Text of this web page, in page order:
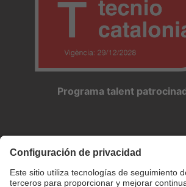
Programa talent